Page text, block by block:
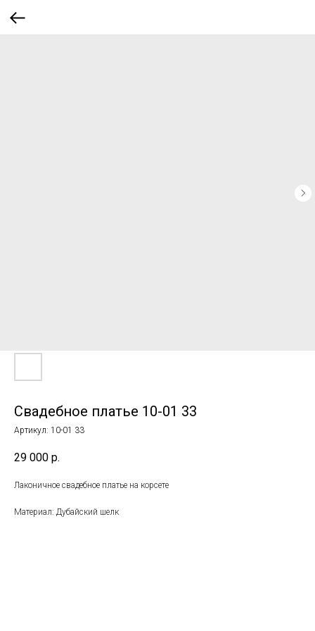
Свадебное платье 10-01 33
Артикул: 10-01 33
29 000 р.
Лаконичное свадебное платье на корсете
Материал: Дубайский шелк